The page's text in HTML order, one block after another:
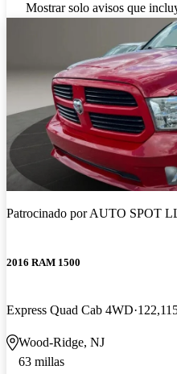
Mostrar solo avisos que
Patrocinado porAUTO SPOT
2016 RAM 1500
Express Quad Cab 4WD
Wood-Ridge, NJ
63 millas